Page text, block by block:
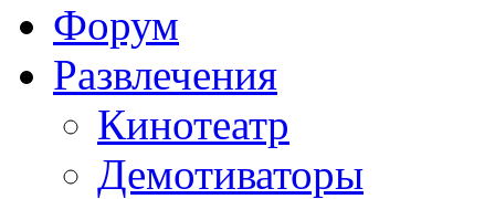
Форум
Развлечения
Кинотеатр
Демотиваторы